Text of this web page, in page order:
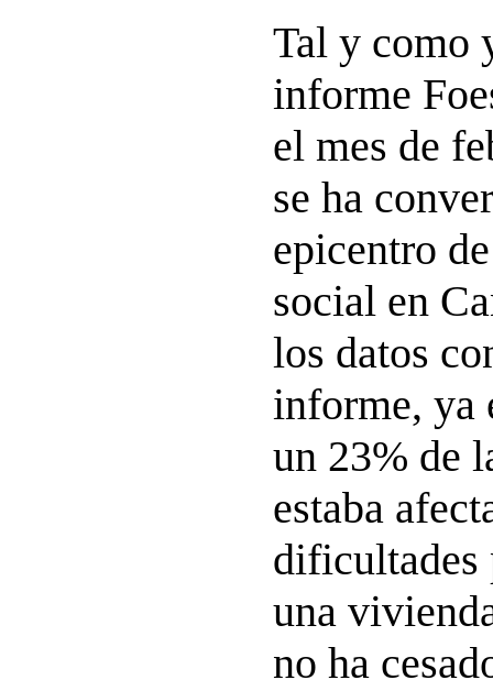
Tal y como
informe
el mes de
se ha
epicentro
social en
los datos
informe, ya
un 23% de
estaba
dificultades
una
no ha